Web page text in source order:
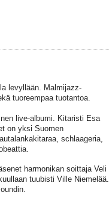
levyllään. Malmijazz-
tuoreempaa tuotantoa.
live-albumi. Kitaristi Esa
on yksi Suomen
schlaageria,
harmonikan soittaja Veli
tuubisti Ville Niemelää.